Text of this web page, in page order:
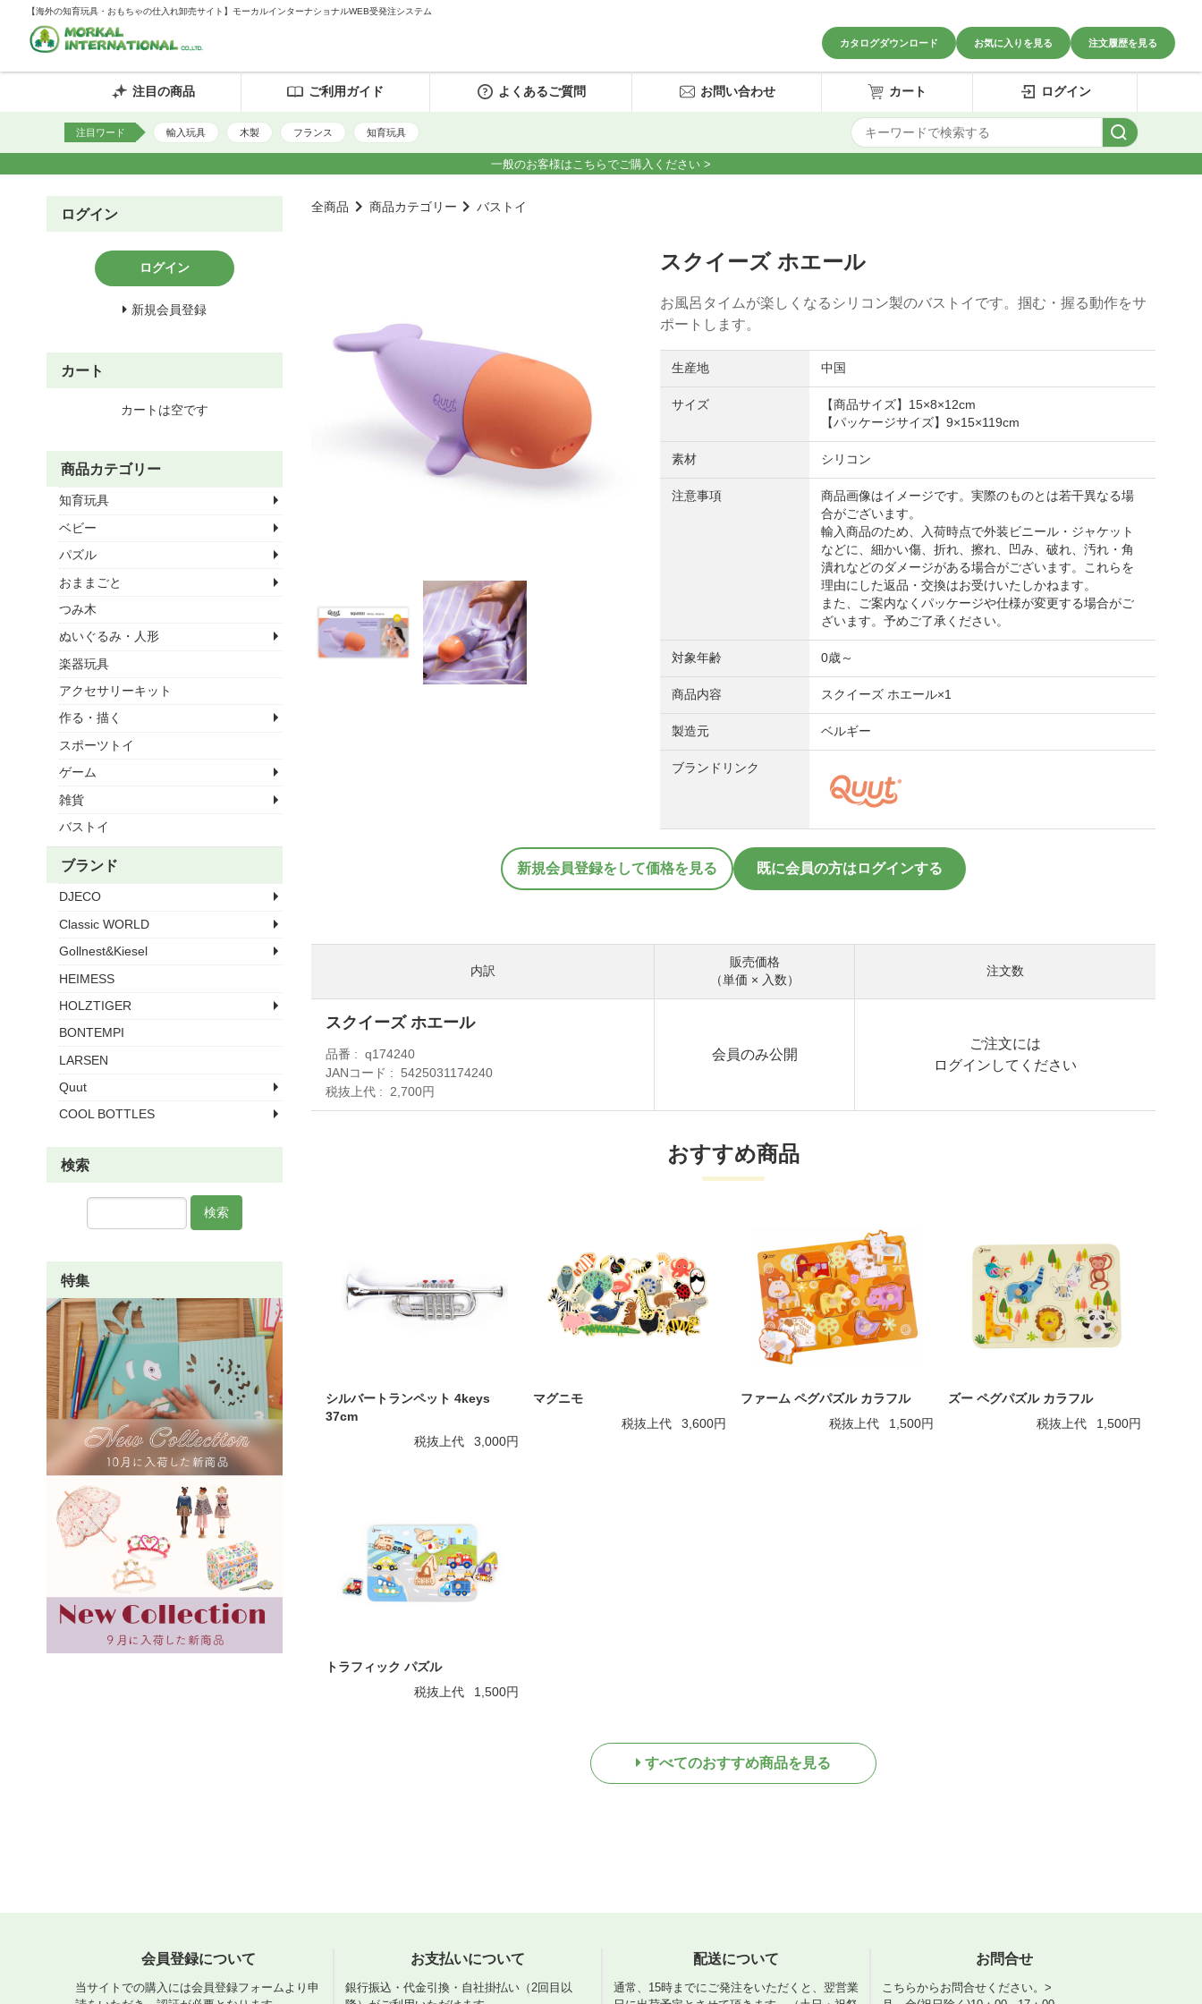
【海外の知育玩具・おもちゃの仕入れ卸売サイト】モーカルインターナショナルWEB受発注システム
カタログダウンロード お気に入りを見る 注文履歴を見る
注目の商品 ご利用ガイド よくあるご質問 お問い合わせ カート ログイン
注目ワード 輸入玩具 木製 フランス 知育玩具
一般のお客様はこちらでご購入ください >
全商品 商品カテゴリー バストイ
スクイーズ ホエール
お風呂タイムが楽しくなるシリコン製のバストイです。掴む・握る動作をサ
ポートします。
生産地 中国
サイズ
【商品サイズ】15×8×12cm
【パッケージサイズ】9×15×119cm
素材 シリコン
注意事項
商品画像はイメージです。実際のものとは若干異なる場
合がございます。
輸入商品のため、入荷時点で外装ビニール・ジャケット
などに、細かい傷、折れ、擦れ、凹み、破れ、汚れ・角
潰れなどのダメージがある場合がございます。これらを
理由にした返品・交換はお受けいたしかねます。
また、ご案内なくパッケージや仕様が変更する場合がご
ざいます。予めご了承ください。
対象年齢 0歳～
商品内容 スクイーズ ホエール×1
製造元 ベルギー
ブランドリンク
新規会員登録をして価格を見る 既に会員の方はログインする
内訳
販売価格
（単価 × 入数）
注文数
スクイーズ ホエール
品番
q174240
JANコード
5425031174240
税抜上代
2,700円
会員のみ公開
ご注文には
ログイン してください
おすすめ商品
シルバートランペット 4keys
37cm
税抜上代
3,000円
マグニモ
税抜上代
3,600円
ファーム ペグパズル カラフル
税抜上代
1,500円
ズー ペグパズル カラフル
税抜上代
1,500円
トラフィック パズル
税抜上代
1,500円
すべてのおすすめ商品を見る
ログイン
ログイン
新規会員登録
カート
カートは空です
商品カテゴリー
知育玩具
ベビー
パズル
おままごと
つみ木
ぬいぐるみ・人形
楽器玩具
アクセサリーキット
作る・描く
スポーツトイ
ゲーム
雑貨
バストイ
ブランド
DJECO
Classic WORLD
Gollnest&Kiesel
HEIMESS
HOLZTIGER
BONTEMPI
LARSEN
Quut
COOL BOTTLES
検索
検索
特集
会員登録について
当サイトでの購入には会員登録フォームより申
お支払いについて
銀行振込・代金引換・自社掛払い（2回目以
配送について
通常、15時までにご発注をいただくと、翌営業
お問合せ
こちらからお問合せください。>